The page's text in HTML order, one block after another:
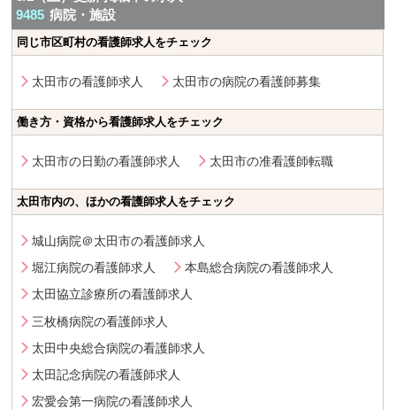
9485 病院・施設
同じ市区町村の看護師求人をチェック
太田市の看護師求人 太田市の病院の看護師募集
働き方・資格から看護師求人をチェック
太田市の日勤の看護師求人 太田市の准看護師転職
太田市内の、ほかの看護師求人をチェック
城山病院＠太田市の看護師求人
堀江病院の看護師求人
本島総合病院の看護師求人
太田協立診療所の看護師求人
三枚橋病院の看護師求人
太田中央総合病院の看護師求人
太田記念病院の看護師求人
宏愛会第一病院の看護師求人